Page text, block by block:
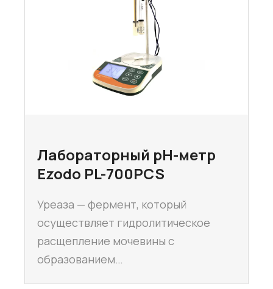
Лабораторный pH-метр
Ezodo PL-700PCS
Уреаза — фермент, который
осуществляет гидролитическое
расщепление мочевины с
образованием…